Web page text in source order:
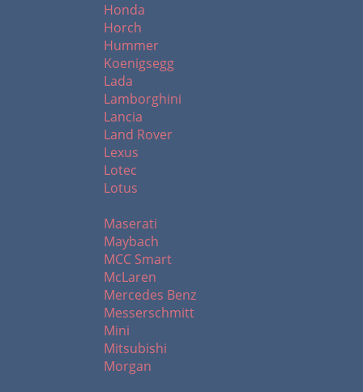
Honda
Horch
Hummer
Koenigsegg
Lada
Lamborghini
Lancia
Land Rover
Lexus
Lotec
Lotus
Maserati
Maybach
MCC Smart
McLaren
Mercedes Benz
Messerschmitt
Mini
Mitsubishi
Morgan